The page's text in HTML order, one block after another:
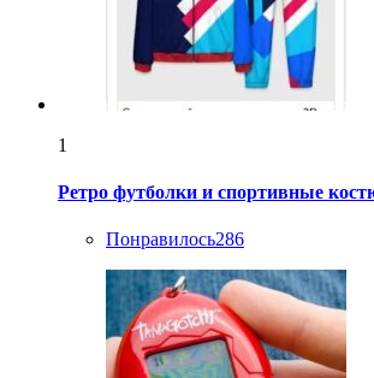
1
Ретро футболки и спортивные
Понравилось286